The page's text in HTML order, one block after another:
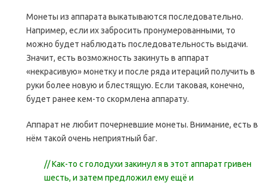
Монеты из аппарата выкатываются последовательно.
Например, если их забросить пронумерованными, то
можно будет наблюдать последовательность выдачи.
Значит, есть возможность закинуть в аппарат
«некрасивую» монетку и после ряда итераций получить в
руки более новую и блестящую. Если таковая, конечно,
будет ранее кем-то скормлена аппарату.
Аппарат не любит почерневшие монеты. Внимание, есть в
нём такой очень неприятный баг.
// Как-то с голодухи закинул я в этот аппарат гривен
шесть, и затем предложил ему ещё и